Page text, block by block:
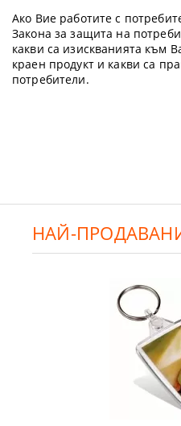
Ако Вие работите с
Закона за защита на
какви са изискванията към
краен продукт и какви са
потребители.
НАЙ-